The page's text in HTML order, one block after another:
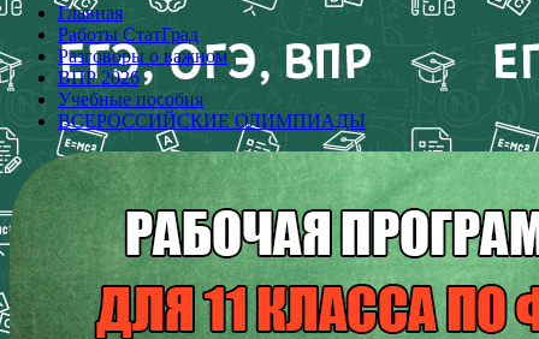
Главная
Работы СтатГрад
Разговоры о важном
ВПР 2026
Учебные пособия
ВСЕРОССИЙСКИЕ ОЛИМПИАДЫ